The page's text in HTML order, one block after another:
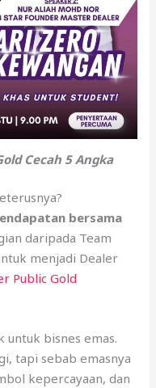
Cecah 5 Angka
bersama
daripada Team
menjadi Dealer
Public Gold
untuk bisnes emas.
tapi sebab emasnya
kepercayaan, dan